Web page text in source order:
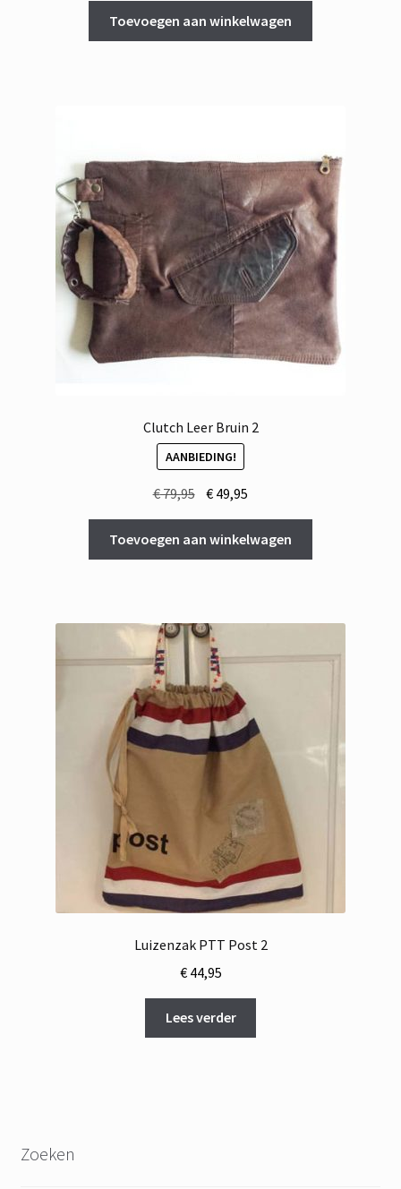
Toevoegen aan winkelwagen
Clutch Leer Bruin 2
AANBIEDING!
€79,95 Oorspronkelijke
was:
€ 79,95.
€ 49,95
is:
€ 49,95.
Toevoegen aan winkelwagen
Luizenzak PTT Post 2
€44,95
Lees verder
Zoeken